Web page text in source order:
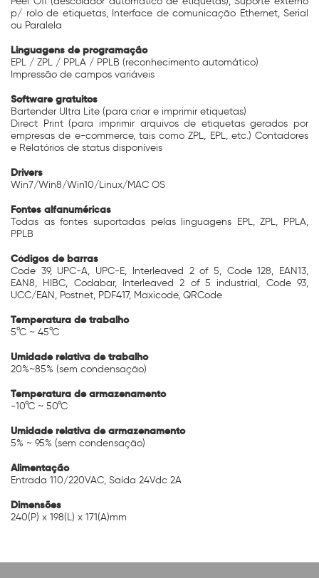
p/ rolo de etiquetas, Interface de comunicação Ethernet, Serial
ou Paralela
Linguagens de programação
EPL / ZPL / PPLA / PPLB (reconhecimento automático)
Impressão de campos variáveis
Software gratuitos
Bartender Ultra Lite (para criar e imprimir etiquetas)
Direct Print (para imprimir arquivos de etiquetas gerados por
empresas de e-commerce, tais como ZPL, EPL, etc.) Contadores
e Relatórios de status disponíveis
Drivers
Win7/Win8/Win10/Linux/MAC OS
Fontes alfanuméricas
Todas as fontes suportadas pelas linguagens EPL, ZPL, PPLA,
PPLB
Códigos de barras
Code 39, UPC-A, UPC-E, Interleaved 2 of 5, Code 128, EAN13,
EAN8, HIBC, Codabar, Interleaved 2 of 5 industrial, Code 93,
UCC/EAN, Postnet, PDF417, Maxicode, QRCode
Temperatura de trabalho
5°C ~ 45°C
Umidade relativa de trabalho
20%~85% (sem condensação)
Temperatura de armazenamento
-10°C ~ 50°C
Umidade relativa de armazenamento
5% ~ 95% (sem condensação)
Alimentação
Entrada 110/220VAC, Saída 24Vdc 2A
Dimensões
240(P) x 198(L) x 171(A)mm